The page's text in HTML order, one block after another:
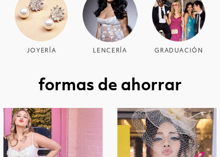
JOYERÍA LENCERÍA GRADUACIÓN
formas de ahorrar